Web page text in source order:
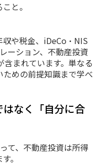
と。
や税金、iDeCo・NIS
ーション、不動産投資
まれています。単なる
めの前提知識まで学べ
なく「自分に合
て、不動産投資は所得
。